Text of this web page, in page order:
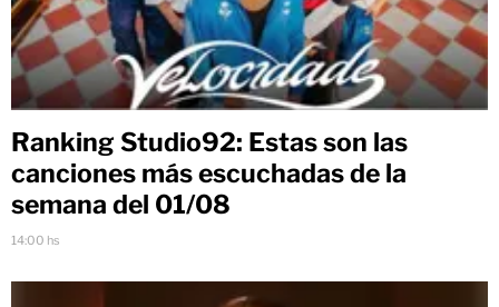
Ranking Studio92: Estas son las
canciones más escuchadas de la
semana del 01/08
14:00 hs